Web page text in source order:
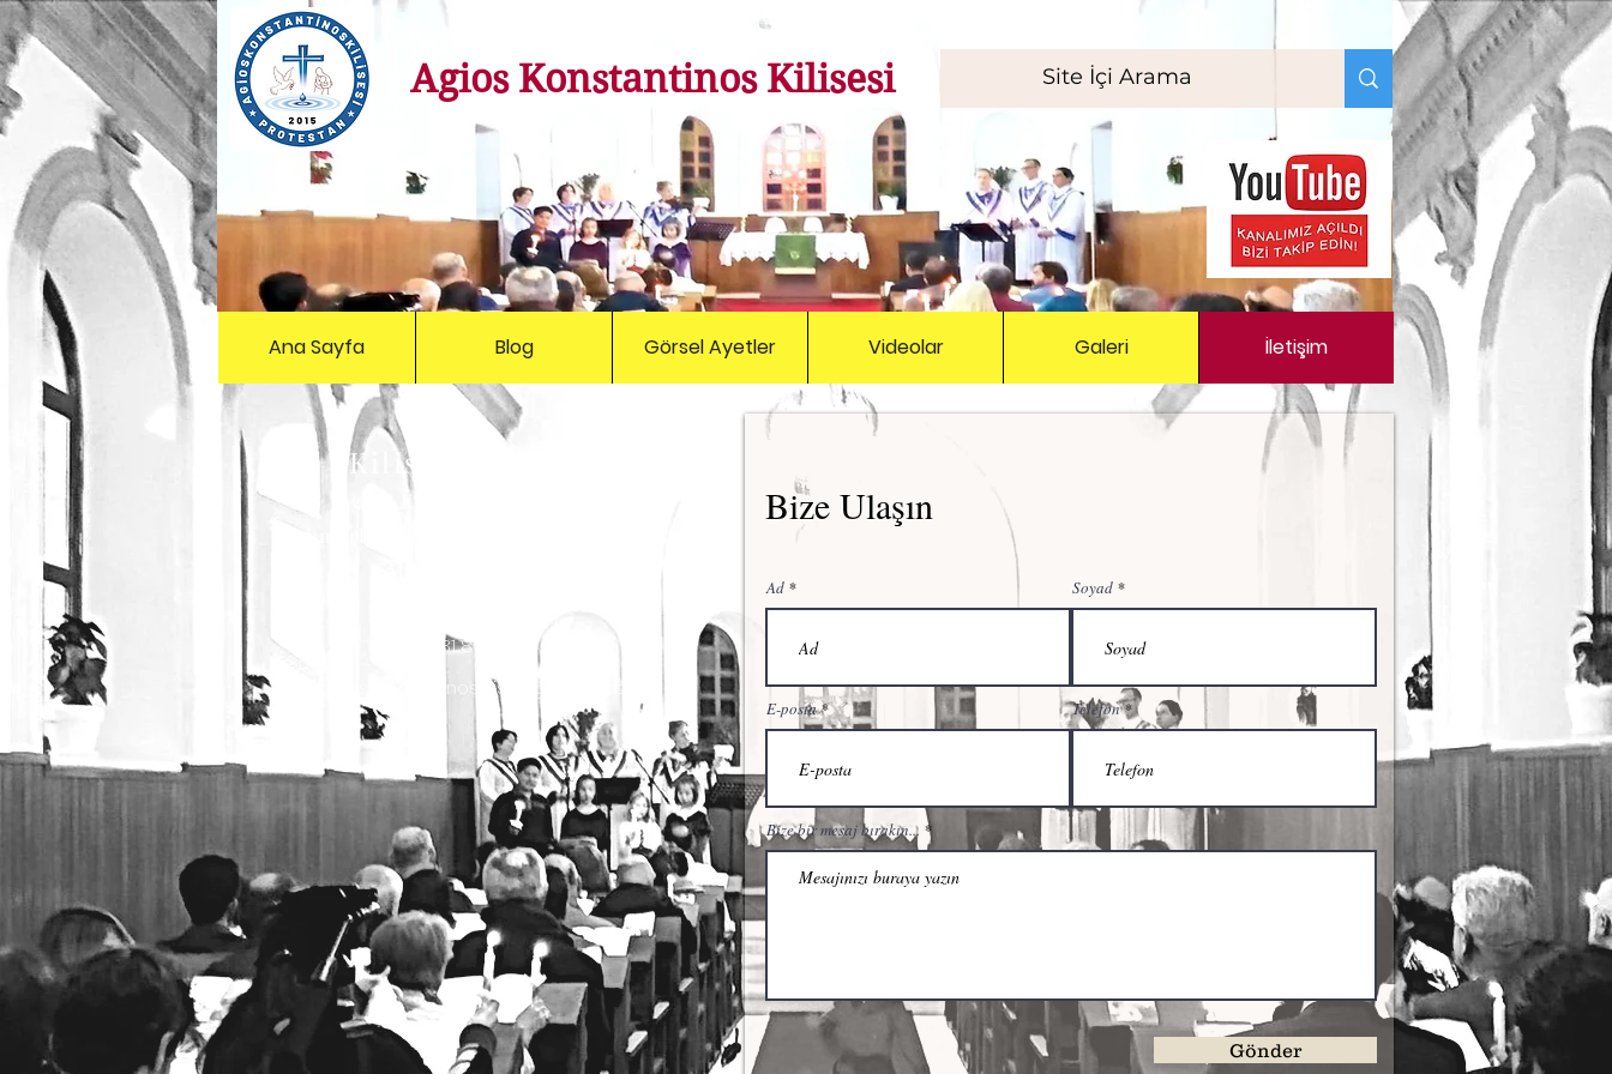
Ana Sayfa Blog Görsel Ayetler Videolar Galeri İletişim
Agios Konstantinos Kilisesi
Kilise Adresimiz:
Agios Konstantinos Kilisesi
0531 866 36 42
agioskonstantinoskilisesi@gmail.com
Bize Ulaşın
Ad Soyad
E-posta Telefon
Bize bir mesaj bırakın...
Gönder